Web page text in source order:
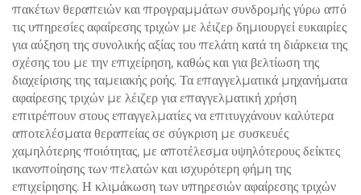
πακέτων θεραπειών και προγραμμάτων συνδρομής γύρω από
τις υπηρεσίες αφαίρεσης τριχών με λέιζερ δημιουργεί ευκαιρίες
για αύξηση της συνολικής αξίας του πελάτη κατά τη διάρκεια της
σχέσης του με την επιχείρηση, καθώς και για βελτίωση της
διαχείρισης της ταμειακής ροής. Τα επαγγελματικά μηχανήματα
αφαίρεσης τριχών με λέιζερ για επαγγελματική χρήση
επιτρέπουν στους επαγγελματίες να επιτυγχάνουν καλύτερα
αποτελέσματα θεραπείας σε σύγκριση με συσκευές
χαμηλότερης ποιότητας, με αποτέλεσμα υψηλότερους δείκτες
ικανοποίησης των πελατών και ισχυρότερη φήμη της
επιχείρησης. Η κλιμάκωση των υπηρεσιών αφαίρεσης τριχών